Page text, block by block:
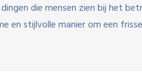
die mensen zien bij het
en stijlvolle manier om een